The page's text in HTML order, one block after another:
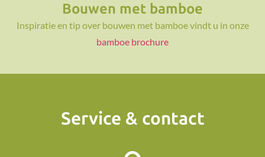
Bouwen met bamboe
Inspiratie en tip over bouwen met bamboe vindt u in onze
bamboe brochure
Service & contact